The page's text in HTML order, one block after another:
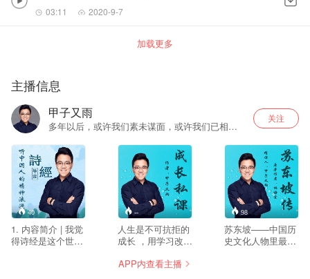
03:11 2020-9-7
加载更多
主播信息
甲子又雨
多年以后，或许我们素未谋面，或许我们已相交
畔的另一头，不仅为你，也为治愈自己。
关注
40
1. 内容简介 | 我觉
得诗经是这个世界
--
人生是不可抗拒的
成长 ，用学习改造
出方式。 2、时光
98
苏东坡——中国历
史文化人物里最可
APP内查看主播